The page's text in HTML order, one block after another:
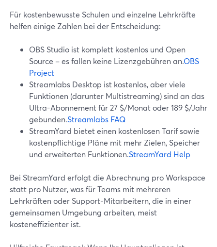
Für kostenbewusste Schulen und einzelne Lehrkräfte
helfen einige Zahlen bei der Entscheidung:
OBS Studio ist komplett kostenlos und Open
Source – es fallen keine Lizenzgebühren an.OBS
Project
Streamlabs Desktop ist kostenlos, aber viele
Funktionen (darunter Multistreaming) sind an das
Ultra-Abonnement für 27 $/Monat oder 189 $/Jahr
gebunden.Streamlabs FAQ
StreamYard bietet einen kostenlosen Tarif sowie
kostenpflichtige Pläne mit mehr Zielen, Speicher
und erweiterten Funktionen.StreamYard Help
Bei StreamYard erfolgt die Abrechnung pro Workspace
statt pro Nutzer, was für Teams mit mehreren
Lehrkräften oder Support-Mitarbeitern, die in einer
gemeinsamen Umgebung arbeiten, meist
kosteneffizienter ist.